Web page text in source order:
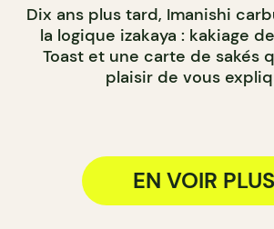
Dix ans plus tard, Imanishi
la logique izakaya : kakiage
Toast et une carte de sakés
plaisir de vous
EN VOIR PLUS